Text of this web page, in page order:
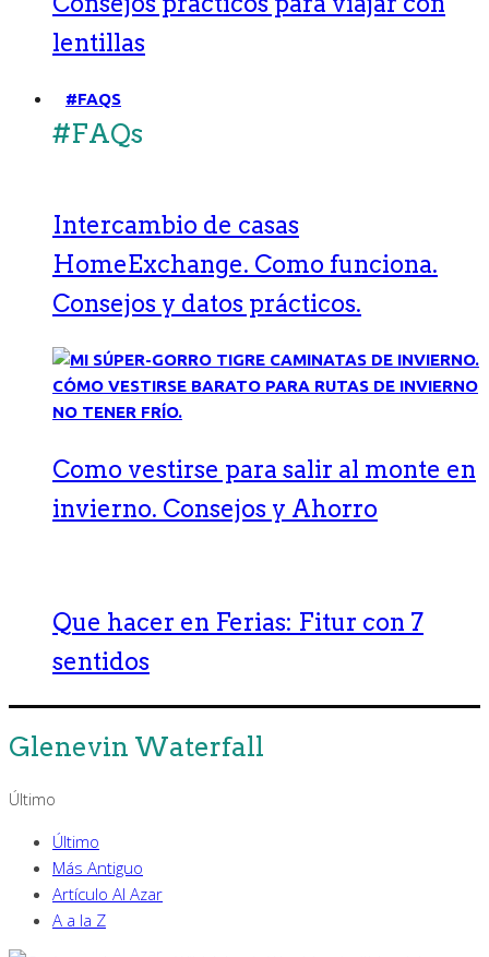
lentillas
#FAQS
#FAQs
Intercambio de casas
HomeExchange. Como funciona.
Consejos y datos prácticos.
Como vestirse para salir al monte en
invierno. Consejos y Ahorro
Que hacer en Ferias: Fitur con 7
sentidos
Glenevin Waterfall
Último
Último
Más Antiguo
Artículo Al Azar
A a la Z